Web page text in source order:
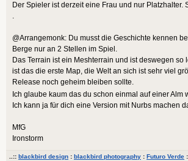
Der Spieler ist derzeit eine Frau und nur
@Arrangemonk: Du musst die Geschichte kennen
Berge nur an 2 Stellen im Spiel.
Das Terrain ist ein Meshterrain und ist deswegen
ist das die erste Map, die Welt an sich ist sehr viel
Release noch geheim bleiben sollte.
Ich glaube kaum das du schon einmal auf einer
Ich kann ja für dich eine Version mit Nurbs machen
MfG
Ironstorm
..:: blackbird design : blackbird photography : Futuro Verde :